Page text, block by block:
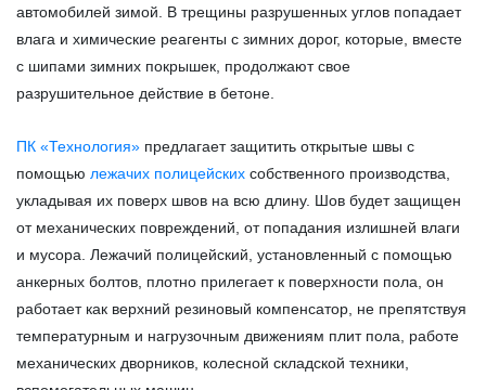
автомобилей зимой. В трещины разрушенных углов попадает
влага и химические реагенты с зимних дорог, которые, вместе
с шипами зимних покрышек, продолжают свое
разрушительное действие в бетоне.
ПК «Технология» предлагает защитить открытые швы с
помощью лежачих полицейских собственного производства,
укладывая их поверх швов на всю длину. Шов будет защищен
от механических повреждений, от попадания излишней влаги
и мусора. Лежачий полицейский, установленный с помощью
анкерных болтов, плотно прилегает к поверхности пола, он
работает как верхний резиновый компенсатор, не препятствуя
температурным и нагрузочным движениям плит пола, работе
механических дворников, колесной складской техники,